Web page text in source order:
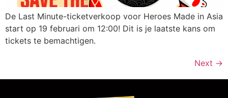
De Last Minute-ticketverkoop voor Heroes Made in Asia
start op 19 februari om 12:00! Dit is je laatste kans om
tickets te bemachtigen.
Next →